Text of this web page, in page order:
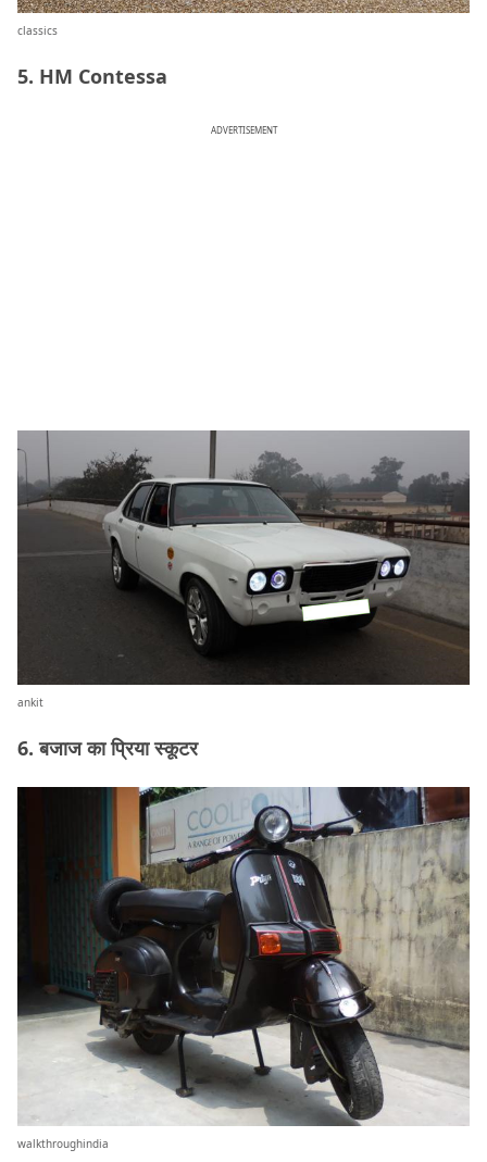
classics
5. HM Contessa
ADVERTISEMENT
ankit
6. बजाज का प्रिया स्कूटर
walkthroughindia